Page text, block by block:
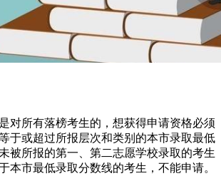
对所有落榜考生的，想获得申请资格必须
于或超过所报层次和类别的本市录取最低
被所报的第一、第二志愿学校录取的考生
本市最低录取分数线的考生，不能申请。